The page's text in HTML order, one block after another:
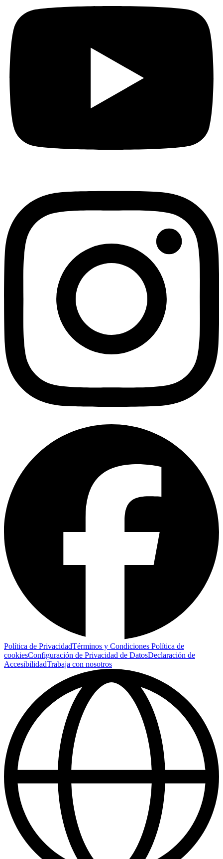
Política de PrivacidadTérminos y Condiciones Política de
cookiesConfiguración de Privacidad de DatosDeclaración de
AccesibilidadTrabaja con nosotros